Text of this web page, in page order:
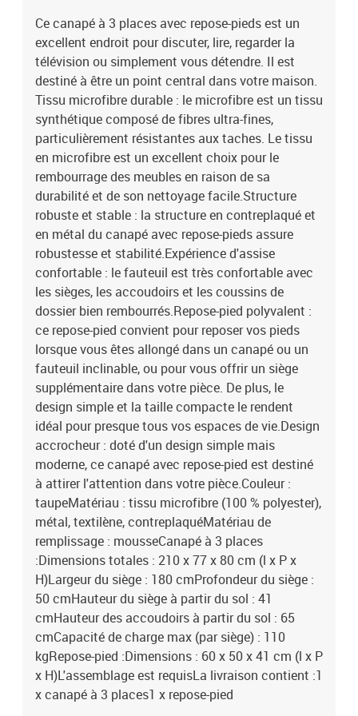
Ce canapé à 3 places avec repose-pieds est un
excellent endroit pour discuter, lire, regarder la
télévision ou simplement vous détendre. Il est
destiné à être un point central dans votre maison.
Tissu microfibre durable : le microfibre est un tissu
synthétique composé de fibres ultra-fines,
particulièrement résistantes aux taches. Le tissu
en microfibre est un excellent choix pour le
rembourrage des meubles en raison de sa
durabilité et de son nettoyage facile.Structure
robuste et stable : la structure en contreplaqué et
en métal du canapé avec repose-pieds assure
robustesse et stabilité.Expérience d'assise
confortable : le fauteuil est très confortable avec
les sièges, les accoudoirs et les coussins de
dossier bien rembourrés.Repose-pied polyvalent :
ce repose-pied convient pour reposer vos pieds
lorsque vous êtes allongé dans un canapé ou un
fauteuil inclinable, ou pour vous offrir un siège
supplémentaire dans votre pièce. De plus, le
design simple et la taille compacte le rendent
idéal pour presque tous vos espaces de vie.Design
accrocheur : doté d'un design simple mais
moderne, ce canapé avec repose-pied est destiné
à attirer l'attention dans votre pièce.Couleur :
taupeMatériau : tissu microfibre (100 % polyester),
métal, textilène, contreplaquéMatériau de
remplissage : mousseCanapé à 3 places
:Dimensions totales : 210 x 77 x 80 cm (l x P x
H)Largeur du siège : 180 cmProfondeur du siège :
50 cmHauteur du siège à partir du sol : 41
cmHauteur des accoudoirs à partir du sol : 65
cmCapacité de charge max (par siège) : 110
kgRepose-pied :Dimensions : 60 x 50 x 41 cm (l x P
x H)L'assemblage est requisLa livraison contient :1
x canapé à 3 places1 x repose-pied